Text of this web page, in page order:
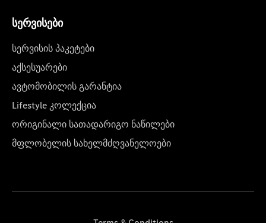
სერვისები
სერვისის პაკეტები
აქსესუარები
ავტომობილის გარანტია
Lifestyle კოლექცია
ორიგინალი სათადარიგო ნაწილები
მფლობელის სახელმძღვანელოები